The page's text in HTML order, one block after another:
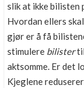
slik at ikke bilisten
Hvordan ellers
gjør er å få
stimulere bilistertil
aktsomme. Er det
Kjeglene